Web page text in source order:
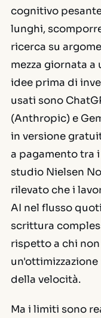
cognitivo
lunghi,
ricerca su
mezza giornata
idee prima di
usati sono
(Anthropic) e
in versione
a pagamento tra i
studio Nielsen
rilevato che i
AI nel flusso
scrittura
rispetto a chi non
della velocità.
Ma i limiti sono